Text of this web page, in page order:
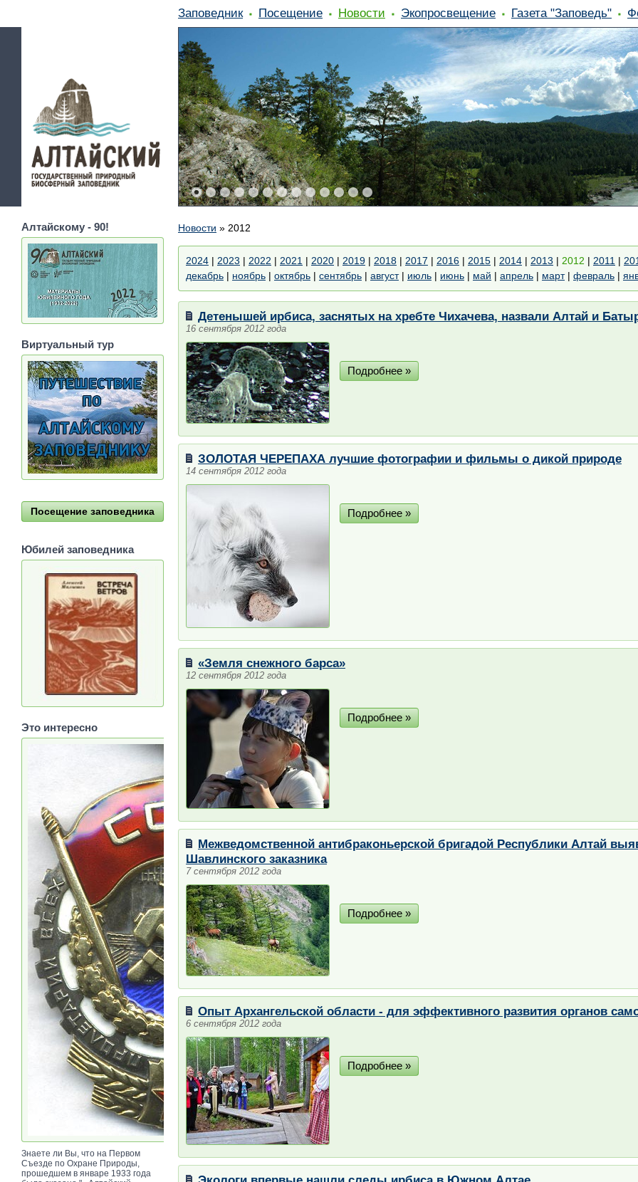
Заповедник Посещение Новости Экопросвещение Газета "Заповедь"
Новости » 2012
2024 | 2023 | 2022 | 2021 | 2020 | 2019 | 2018 | 2017 | 2016 | 2015 | 2014 | 2013 | 2012 | 2011 |
декабрь | ноябрь | октябрь | сентябрь | август| июль | июнь | май | апрель | март| февраль |
Детенышей ирбиса, заснятых на хребте Чихачева, назвали Алтай и
16 сентября 2012 года
Подробнее »
ЗОЛОТАЯ ЧЕРЕПАХА лучшие фотографии и фильмы о дикой природе
14 сентября 2012 года
Подробнее »
«Земля снежного барса»
12 сентября 2012 года
Подробнее »
Межведомственной антибраконьерской бригадой Республики Алтай
Шавлинского заказника
7 сентября 2012 года
Подробнее »
Опыт Архангельской области - для эффективного развития органов
6 сентября 2012 года
Подробнее »
Алтайскому - 90!
Виртуальный тур
Посещение заповедника
Юбилей заповедника
Это интересно
Знаете ли Вы, что на Первом
Съезде по Охране Природы,
прошедшем в январе 1933 года